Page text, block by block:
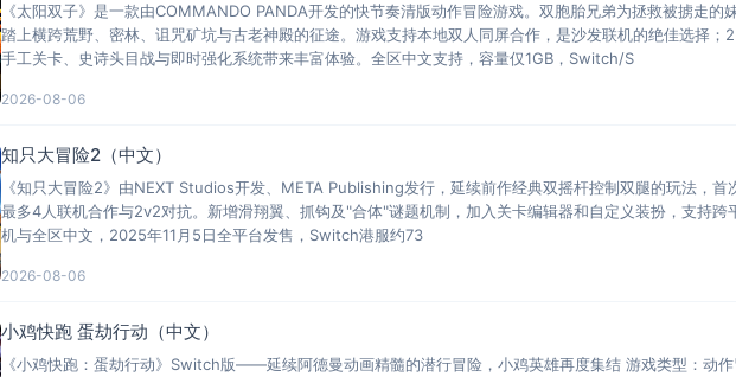
《太阳双子》是一款由COMMANDO PANDA开发的快节奏清版动作冒险游戏。双胞胎兄弟为拯救被掳走的
踏上横跨荒野、密林、诅咒矿坑与古老神殿的征途。游戏支持本地双人同屏合作，是沙发联机的绝佳选择；
手工关卡、史诗头目战与即时强化系统带来丰富体验。全区中文支持，容量仅1GB，Switch/S
2026-08-06
知只大冒险2（中文）
《知只大冒险2》由NEXT Studios开发、META Publishing发行，延续前作经典双摇杆控制双腿的玩法，首
最多4人联机合作与2v2对抗。新增滑翔翼、抓钩及"合体"谜题机制，加入关卡编辑器和自定义装扮，支持跨
机与全区中文，2025年11月5日全平台发售，Switch港服约73
2026-08-06
小鸡快跑 蛋劫行动（中文）
《小鸡快跑：蛋劫行动》Switch版——延续阿德曼动画精髓的潜行冒险，小鸡英雄再度集结 游戏类型：动作